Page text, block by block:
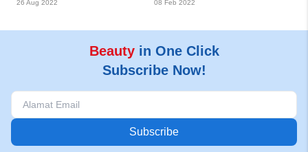
Rekomendasi Produknya
26 Aug 2022
Berjerawat
08 Feb 2022
Beautyin One Click
Subscribe Now!
Subscribe